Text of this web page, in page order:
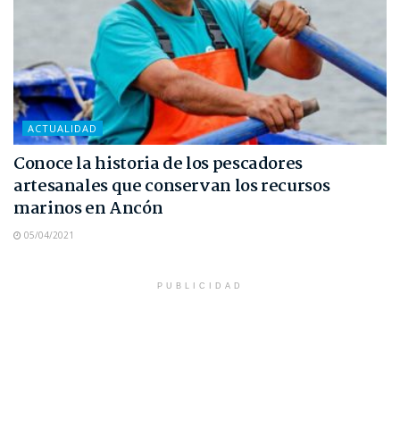
ACTUALIDAD
Conoce la historia de los pescadores
artesanales que conservan los recursos
marinos en Ancón
05/04/2021
PUBLICIDAD